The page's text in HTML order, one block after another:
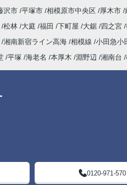
ました。
頼していました。
持ちの面でも支えてい
ます)
沢市 平塚市 相模原市中央区 厚木市
松林 大庭 福田 下町屋 大鋸 四之宮
湘南新宿ライン高海 相模線 小田急小
平塚 海老名 本厚木 淵野辺 湘南台
0120-971-570